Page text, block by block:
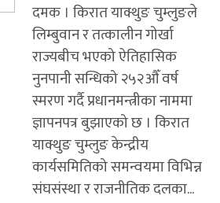
दमक । किरात याक्थुङ चुम्लुङले
लिम्बुवान र तत्कालीन गोर्खा
राज्यबीच भएको ऐतिहासिक
नुनपानी सन्धिको २५२औँ वर्ष
स्मरण गर्दै प्रधानमन्त्रीका नाममा
ज्ञापनपत्र बुझाएको छ । किरात
याक्थुङ चुम्लुङ केन्द्रीय
कार्यसमितिको समन्वयमा विभिन्न
संघसंस्था र राजनीतिक दलका...